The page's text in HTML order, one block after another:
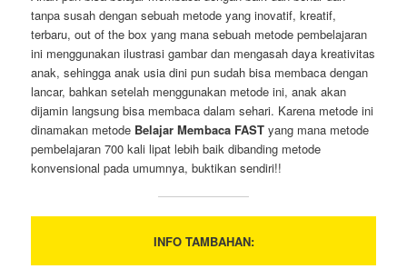
tanpa susah dengan sebuah metode yang inovatif, kreatif,
terbaru, out of the box yang mana sebuah metode pembelajaran
ini menggunakan ilustrasi gambar dan mengasah daya kreativitas
anak, sehingga anak usia dini pun sudah bisa membaca dengan
lancar, bahkan setelah menggunakan metode ini, anak akan
dijamin langsung bisa membaca dalam sehari. Karena metode ini
dinamakan metode Belajar Membaca FAST yang mana metode
pembelajaran 700 kali lipat lebih baik dibanding metode
konvensional pada umumnya, buktikan sendiri!!
INFO TAMBAHAN: